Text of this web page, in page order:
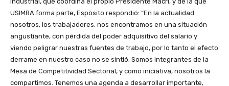
USIMRA forma parte, Espósito respondió: “En la actualidad
nosotros, los trabajadores, nos encontramos en una situación
angustiante, con pérdida del poder adquisitivo del salario y
viendo peligrar nuestras fuentes de trabajo, por lo tanto el efecto
derrame en nuestro caso no se sintió. Somos integrantes de la
Mesa de Competitividad Sectorial, y como iniciativa, nosotros la
compartimos. Tenemos una agenda a desarrollar importante,